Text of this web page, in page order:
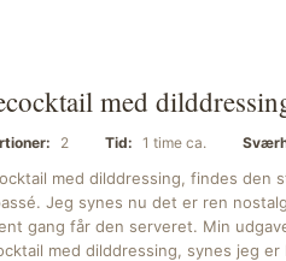
med
2 Tid: 1 time ca.
med dilddressing, findes den
Jeg synes nu det er ren
gang får den serveret. Min
med dilddressing, synes jeg